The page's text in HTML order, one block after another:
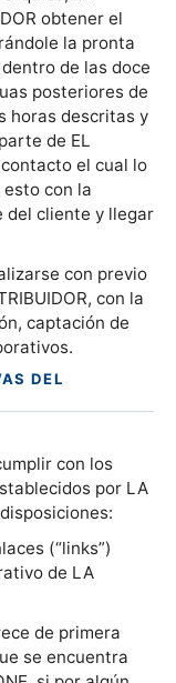
obtener el
la pronta
de las doce
posteriores de
horas descritas y
de EL
contacto el cual lo
esto con la
del cliente y llegar
con previo
con la
captación de
DEL
con los
por LA
(“links”)
de LA
de primera
se encuentra